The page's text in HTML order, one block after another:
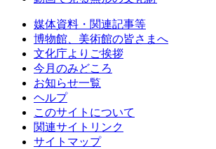
媒体資料・関連記事等
博物館、美術館の皆さまへ
文化庁よりご挨拶
今月のみどころ
お知らせ一覧
ヘルプ
このサイトについて
関連サイトリンク
サイトマップ